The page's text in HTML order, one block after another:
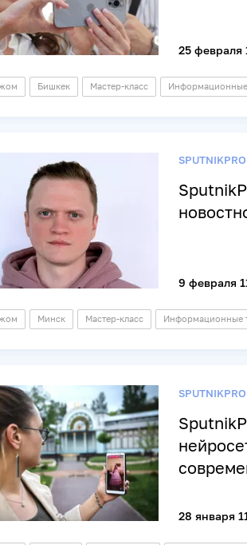
25 февраля
Бишкек Мастер-класс Информационные
SPUTNIKPRO
9 февраля
Минск Мастер-класс Информационные
SPUTNIKPRO
28 января